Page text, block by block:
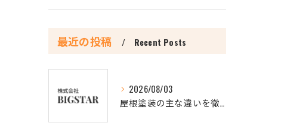
最近の投稿 Recent Posts
2026/08/03
屋根塗装の主な違いを徹底比較し最適な選択肢を見極める方法